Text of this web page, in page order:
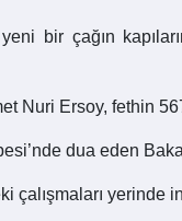
bir çağın
Nuri Ersoy, fethin
dua eden
çalışmaları